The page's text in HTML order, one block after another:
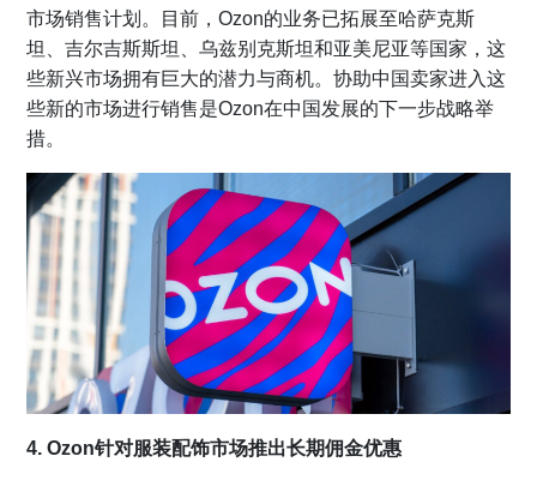
市场销售计划。目前，Ozon的业务已拓展至哈萨克斯
坦、吉尔吉斯斯坦、乌兹别克斯坦和亚美尼亚等国家，这
些新兴市场拥有巨大的潜力与商机。协助中国卖家进入这
些新的市场进行销售是Ozon在中国发展的下一步战略举
措。
4. Ozon针对服装配饰市场推出长期佣金优惠